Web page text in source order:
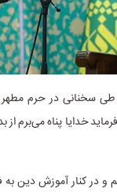
سخنانی در حرم مطهر
خدایا پناه می‌برم از
در کنار آموزش دین به